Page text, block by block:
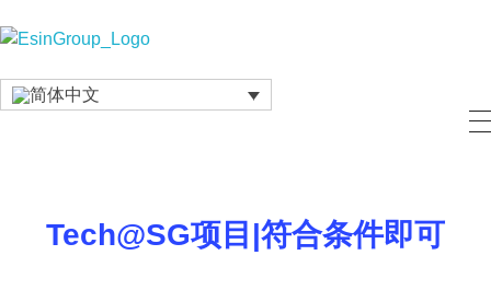
Tech@SG项目|符合条件即可